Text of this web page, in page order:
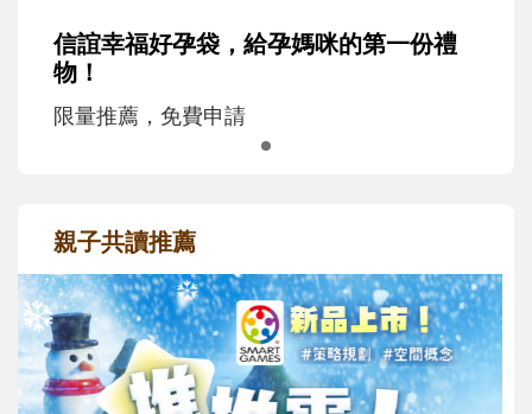
信誼幸福好孕袋，給孕媽咪的第一份禮
物！
限量推薦，免費申請
親子共讀推薦